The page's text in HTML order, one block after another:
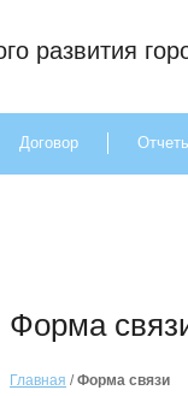
развития
Договор
Форма
Главная /Форма связи